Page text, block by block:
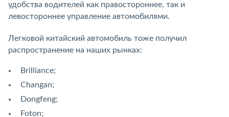
удобства водителей как правостороннее, так и
левостороннее управление автомобилями.
Легковой китайский автомобиль тоже получил
распространение на наших рынках:
Brilliance;
Changan;
Dongfeng;
Foton;